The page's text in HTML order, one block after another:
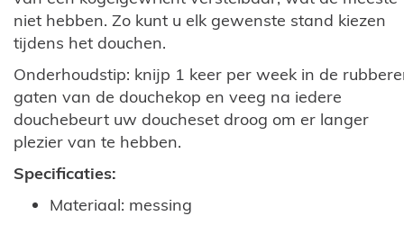
niet hebben. Zo kunt u elk gewenste stand kiezen
tijdens het douchen.
Onderhoudstip: knijp 1 keer per week in de
gaten van de douchekop en veeg na iedere
douchebeurt uw doucheset droog om er langer
plezier van te hebben.
Specificaties:
Materiaal: messing